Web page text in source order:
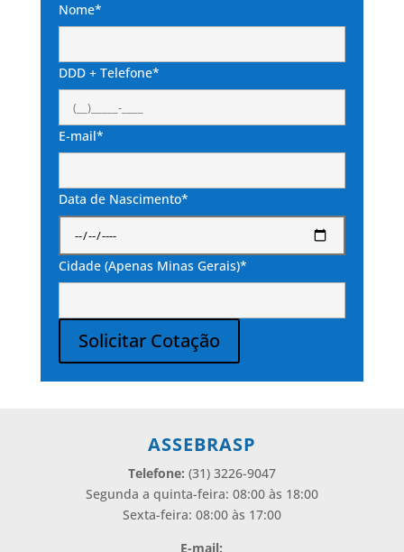
Nome*
DDD + Telefone*
E-mail*
Data de Nascimento*
Cidade (Apenas Minas Gerais)*
Solicitar Cotação
ASSEBRASP
Telefone: (31) 3226-9047
Segunda a quinta-feira: 08:00 às 18:00
Sexta-feira: 08:00 às 17:00
E-mail: